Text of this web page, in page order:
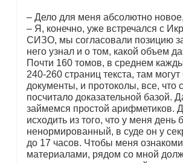
– Дело для меня абсолютно
– Я, конечно, уже встречался с
СИЗО, мы согласовали позицию
него узнал и о том, какой объем
Почти 160 томов, в среднем
240-260 страниц текста, там могут
документы, и протоколы, все, что
посчитало доказательной базой.
займемся простой арифметиков.
исходить из того, что у меня день
ненормированный, в суде он у
до 17 часов. Чтобы меня
материалами, рядом со мной